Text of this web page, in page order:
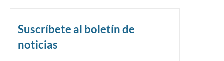
Suscríbete al boletín de
noticias